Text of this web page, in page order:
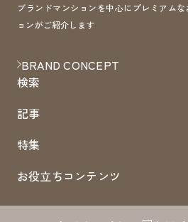
ブランドマンションを中心にプレミアム
ョンがご紹介します
BRAND CONCEPT
検索
記事
特集
お役立ちコンテンツ